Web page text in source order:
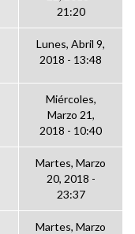
21:20
Lunes, Abril 9,
2018 - 13:48
Miércoles,
Marzo 21,
2018 - 10:40
Martes, Marzo
20, 2018 -
23:37
Martes, Marzo